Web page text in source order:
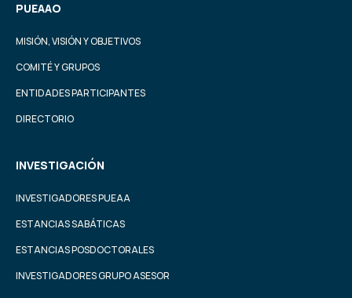
PUEAAO
MISIÓN, VISIÓN Y OBJETIVOS
COMITÉ Y GRUPOS
ENTIDADES PARTICIPANTES
DIRECTORIO
INVESTIGACIÓN
INVESTIGADORES PUEAA
ESTANCIAS SABÁTICAS
ESTANCIAS POSDOCTORALES
INVESTIGADORES GRUPO ASESOR